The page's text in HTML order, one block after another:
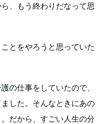
、もう終わりだなって思
とをやろうと思っていた
の仕事をしていたので、
した。そんなときにあの
だから、すごい人生の分